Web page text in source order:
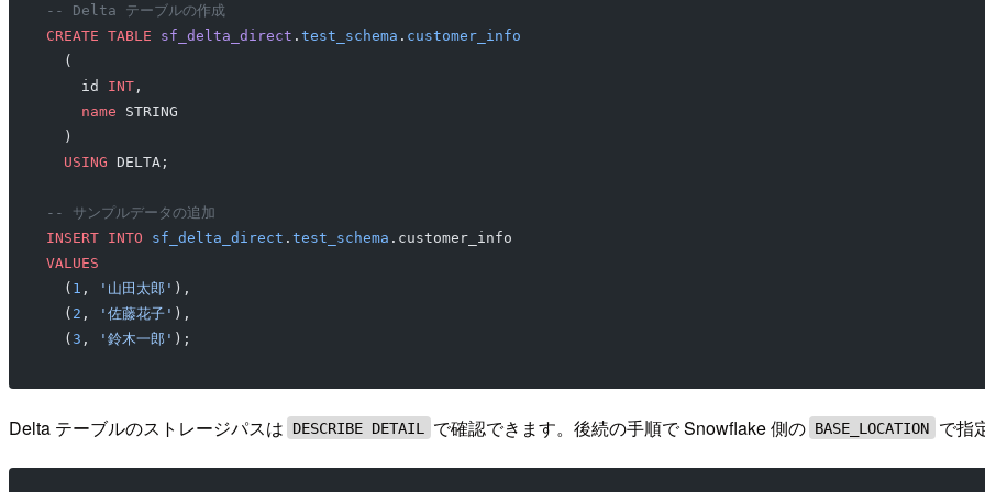
-- Delta テーブルの作成
CREATE TABLE sf_delta_direct . test_schema . customer_info
  (
    id
INT,
    name
STRING
  )
  USING
DELTA;
-- サンプルデータの追加
INSERT INTO sf_delta_direct . test_schema .customer_info
VALUES
  (
1 , '山田太郎' ),
  (
2 , '佐藤花子' ),
  (
3 , '鈴木一郎' );
Delta テーブルのストレージパスは DESCRIBE DETAIL で確認できます。後続の手順で Snowflake 側の BASE_LOCATION で指